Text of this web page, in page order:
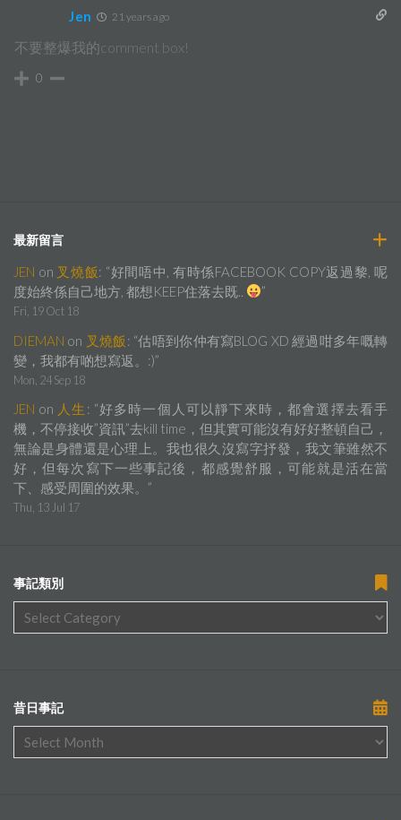
Jen 21 years ago
不要整爆我的comment box!
0
最新留言
JEN on 叉燒飯: “好間唔中, 有時係FACEBOOK COPY返過黎, 呢
度始終係自己地方, 都想KEEP住落去既..
”
Fri, 19 Oct 18
DIEMAN on 叉燒飯 : “估唔到你仲有寫BLOG XD 經過咁多年嘅轉
變，我都有啲想寫返。:)”
Mon, 24 Sep 18
JEN on 人生 : “好多時一個人可以靜下來時，都會選擇去看手
機，不停接收”資訊”去kill time，但其實可能沒有好好整頓自己，
無論是身體還是心理上。我也很久沒寫字抒發，我文筆雖然不
好，但每次寫下一些事記後，都感覺舒服，可能就是活在當
下、感受周圍的效果。 ”
Thu, 13 Jul 17
事記類別
昔日事記